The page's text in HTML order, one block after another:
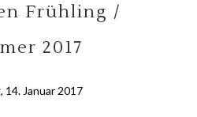
Frühling /
2017
14. Januar 2017